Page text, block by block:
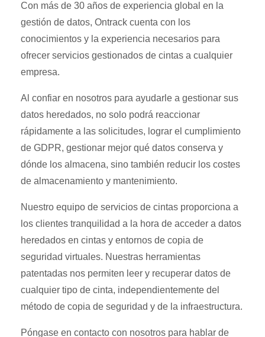
Con más de 30 años de experiencia global en la
gestión de datos, Ontrack cuenta con los
conocimientos y la experiencia necesarios para
ofrecer servicios gestionados de cintas a cualquier
empresa.
Al confiar en nosotros para ayudarle a gestionar sus
datos heredados, no solo podrá reaccionar
rápidamente a las solicitudes, lograr el cumplimiento
de GDPR, gestionar mejor qué datos conserva y
dónde los almacena, sino también reducir los costes
de almacenamiento y mantenimiento.
Nuestro equipo de servicios de cintas proporciona a
los clientes tranquilidad a la hora de acceder a datos
heredados en cintas y entornos de copia de
seguridad virtuales. Nuestras herramientas
patentadas nos permiten leer y recuperar datos de
cualquier tipo de cinta, independientemente del
método de copia de seguridad y de la infraestructura.
Póngase en contacto con nosotros para hablar de